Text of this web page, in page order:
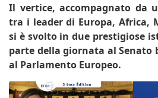
Il vertice, accompagnato da
tra i leader di Europa, Africa,
si è svolto in due prestigiose
parte della giornata al Senato
al Parlamento Europeo.